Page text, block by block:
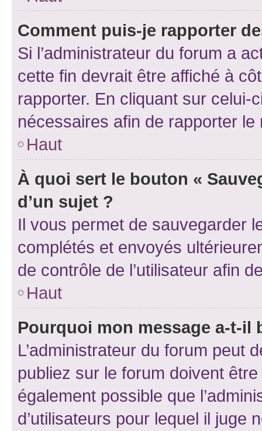
Comment puis-je rapporter
Si l’administrateur du forum a
cette fin devrait être affiché à
rapporter. En cliquant sur
nécessaires afin de rapporter le
Haut
À quoi sert le bouton «
d’un sujet ?
Il vous permet de sauvegarder
complétés et envoyés
de contrôle de l’utilisateur afin
Haut
Pourquoi mon message a-t-il
L’administrateur du forum peut
publiez sur le forum doivent
également possible que
d’utilisateurs pour lequel il juge